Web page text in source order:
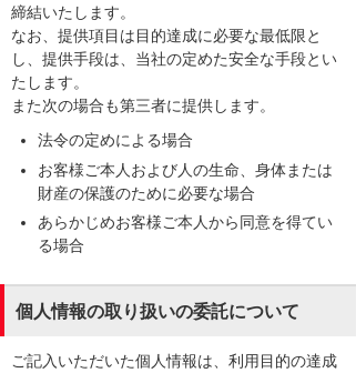
締結いたします。
なお、提供項目は目的達成に必要な最低限と
し、提供手段は、当社の定めた安全な手段とい
たします。
また次の場合も第三者に提供します。
法令の定めによる場合
お客様ご本人および人の生命、身体または
財産の保護のために必要な場合
あらかじめお客様ご本人から同意を得てい
る場合
個人情報の取り扱いの委託について
ご記入いただいた個人情報は、利用目的の達成